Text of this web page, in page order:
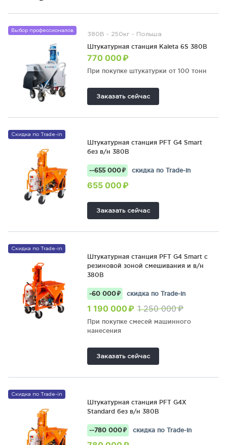
Выбор профессионалов
380В - 250кг - Польша
Штукатурная станция Kaleta 6S 380В
770 000 ₽
При покупке штукатурки от 100 тонн
Заказать сейчас
Скидка по Trade-in
Штукатурная станция PFT G4 Smart
без в/н 380В
--655 000 ₽ скидка по Trade-in
655 000 ₽
Заказать сейчас
Скидка по Trade-in
Штукатурная станция PFT G4 Smart с
резиновой зоной смешивания и в/н
380В
-60 000 ₽ скидка по Trade-in
1 190 000 ₽ 1 250 000 ₽
При покупке смесей машинного
нанесения
Заказать сейчас
Скидка по Trade-in
Штукатурная станция PFT G4X
Standard без в/н 380В
--780 000 ₽ скидка по Trade-in